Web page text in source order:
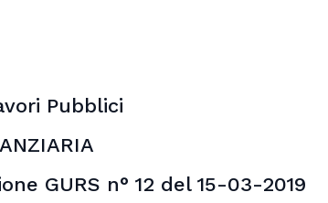
Pubblici
GURS n° 12 del 15-03-2019